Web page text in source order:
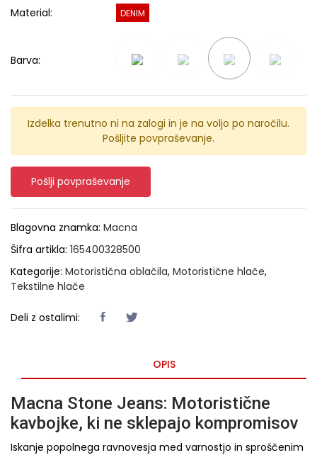
Material: DENIM
Barva:
Izdelka trenutno ni na zalogi in je na voljo po naročilu.
Pošljite povpraševanje.
Pošlji povpraševanje
Blagovna znamka: Macna
Šifra artikla: 165400328500
Kategorije: Motoristična oblačila, Motoristične hlače,
Tekstilne hlače
Deli z ostalimi:
OPIS
Macna Stone Jeans: Motoristične
kavbojke, ki ne sklepajo kompromisov
Iskanje popolnega ravnovesja med varnostjo in sproščenim